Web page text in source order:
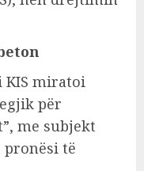
KIS miratoi
për
me subjekt
pronësi të